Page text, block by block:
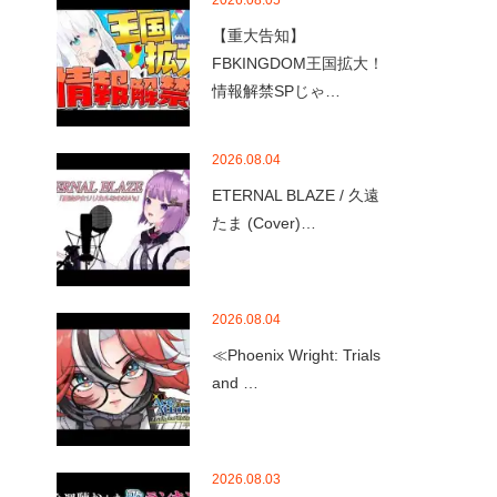
【重大告知】
FBKINGDOM王国拡大！
情報解禁SPじゃ…
2026.08.04
ETERNAL BLAZE / 久遠
たま (Cover)…
2026.08.04
≪Phoenix Wright: Trials
and …
2026.08.03